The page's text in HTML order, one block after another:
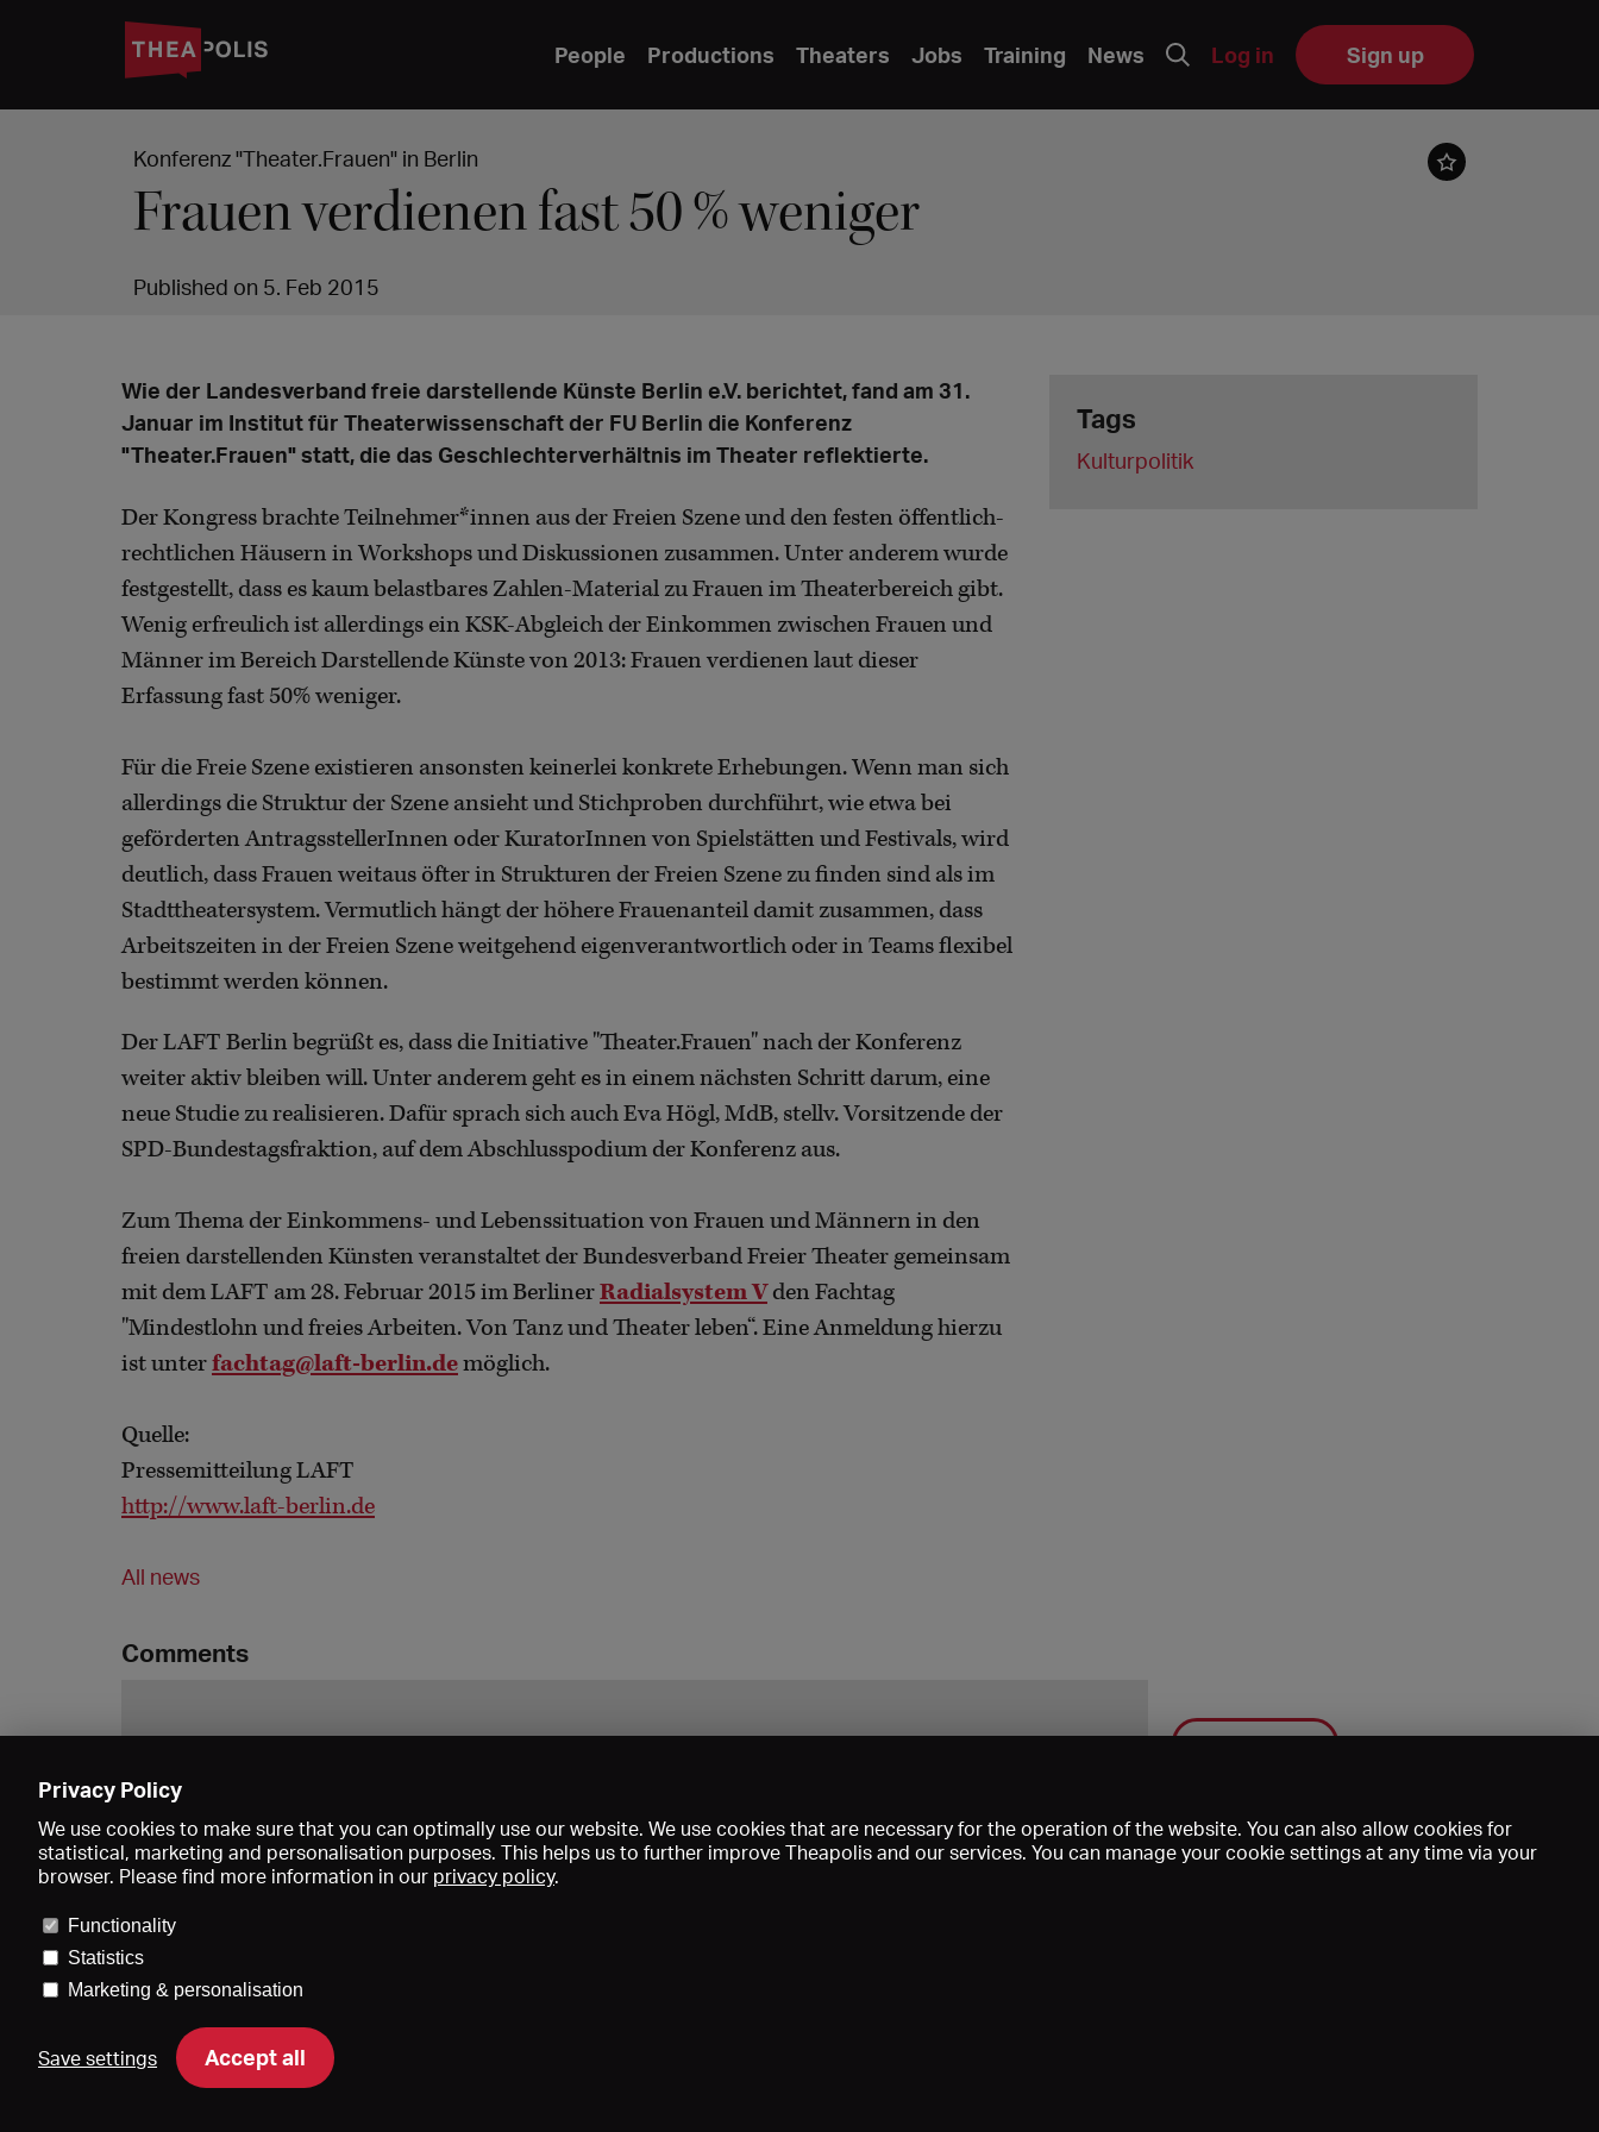
People Productions Theaters Jobs Training News Log in Sign up
Konferenz "Theater.Frauen" in Berlin
Frauen verdienen fast 50 % weniger
Published on 5. Feb 2015
Wie der Landesverband freie darstellende Künste Berlin e.V. berichtet, fand am 31.
Januar im Institut für Theaterwissenschaft der FU Berlin die Konferenz
"Theater.Frauen" statt, die das Geschlechterverhältnis im Theater reflektierte.
Der Kongress brachte Teilnehmer*innen aus der Freien Szene und den festen öffentlich-
rechtlichen Häusern in Workshops und Diskussionen zusammen. Unter anderem wurde
festgestellt, dass es kaum belastbares Zahlen-Material zu Frauen im Theaterbereich gibt.
Wenig erfreulich ist allerdings ein KSK-Abgleich der Einkommen zwischen Frauen und
Männer im Bereich Darstellende Künste von 2013: Frauen verdienen laut dieser
Erfassung fast 50% weniger.
Für die Freie Szene existieren ansonsten keinerlei konkrete Erhebungen. Wenn man sich
allerdings die Struktur der Szene ansieht und Stichproben durchführt, wie etwa bei
geförderten AntragsstellerInnen oder KuratorInnen von Spielstätten und Festivals, wird
deutlich, dass Frauen weitaus öfter in Strukturen der Freien Szene zu finden sind als im
Stadttheatersystem. Vermutlich hängt der höhere Frauenanteil damit zusammen, dass
Arbeitszeiten in der Freien Szene weitgehend eigenverantwortlich oder in Teams flexibel
bestimmt werden können.
Der LAFT Berlin begrüßt es, dass die Initiative "Theater.Frauen" nach der Konferenz
weiter aktiv bleiben will. Unter anderem geht es in einem nächsten Schritt darum, eine
neue Studie zu realisieren. Dafür sprach sich auch Eva Högl, MdB, stellv. Vorsitzende der
SPD-Bundestagsfraktion, auf dem Abschlusspodium der Konferenz aus.
Zum Thema der Einkommens- und Lebenssituation von Frauen und Männern in den
freien darstellenden Künsten veranstaltet der Bundesverband Freier Theater gemeinsam
mit dem LAFT am 28. Februar 2015 im BerlinerRadialsystem V den Fachtag
"Mindestlohn und freies Arbeiten. Von Tanz und Theater leben“. Eine Anmeldung hierzu
ist unterfachtag@laft-berlin.demöglich.
Quelle:
Pressemitteilung LAFT
http://www.laft-berlin.de
All news
Tags
Kulturpolitik
Comments
Save
Privacy Policy
We use cookies to make sure that you can optimally use our website. We use cookies that are necessary for the operation of the website. You can also allow cookies for
statistical, marketing and personalisation purposes. This helps us to further improve Theapolis and our services. You can manage your cookie settings at any time via your
browser. Please find more information in our privacy policy.
Functionality
Statistics
Marketing & personalisation
Save settings Accept all